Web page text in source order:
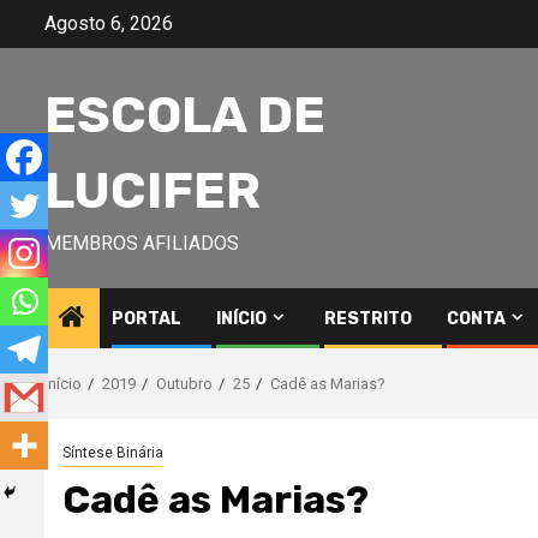
Avançar
conteúdo
Agosto 6, 2026
ESCOLA DE
LUCIFER
MEMBROS AFILIADOS
PORTAL INÍCIO RESTRITO CONTA
Início 2019 Outubro 25 Cadê as Marias?
Síntese Binária
Cadê as Marias?